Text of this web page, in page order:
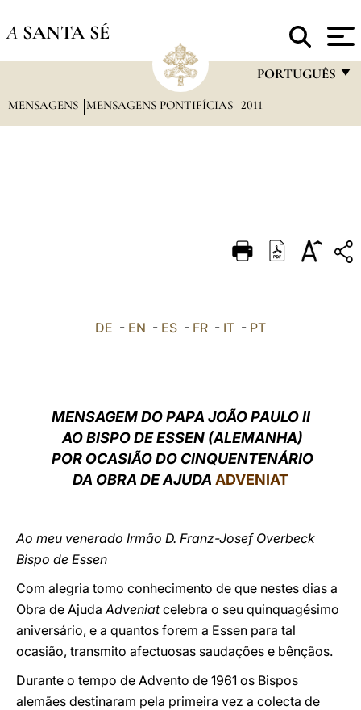
A SANTA SÉ
PORTUGUÊS
FRANÇAIS
DEUTSCH
العربيّة
MENSAGENS MENSAGENS PONTIFÍCIAS 2011
DE - EN - ES - FR - IT - PT
MENSAGEM DO PAPA JOÃO PAULO II
AO BISPO DE ESSEN (ALEMANHA)
POR OCASIÃO DO CINQUENTENÁRIO
DA OBRA DE AJUDA ADVENIAT
Ao meu venerado Irmão D. Franz-Josef Overbeck
Bispo de Essen
Com alegria tomo conhecimento de que nestes dias a
Obra de AjudaAdveniatcelebra o seu quinquagésimo
aniversário, e a quantos forem a Essen para tal
ocasião, transmito afectuosas saudações e bênçãos.
Durante o tempo de Advento de 1961 os Bispos
alemães destinaram pela primeira vez a colecta de